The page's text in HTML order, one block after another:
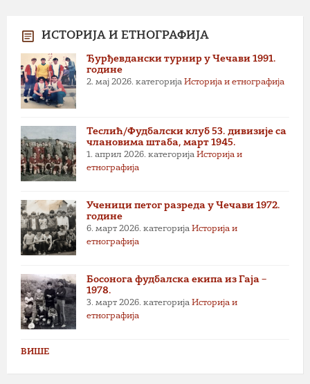
ИСТОРИЈА И ЕТНОГРАФИЈА
Ђурђевдански турнир у Чечави 1991.
године
2. мај 2026. категорија Историја и етнографија
Теслић/Фудбалски клуб 53. дивизије са
члановима штаба, март 1945.
1. април 2026. категорија Историја и
етнографија
Ученици петог разреда у Чечави 1972.
године
6. март 2026. категорија Историја и
етнографија
Босонога фудбалска екипа из Гаја –
1978.
3. март 2026. категорија Историја и
етнографија
ВИШЕ